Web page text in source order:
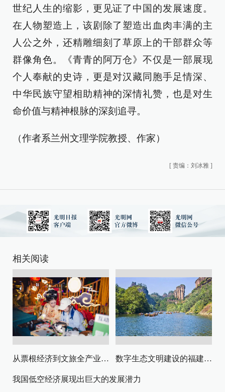
世纪人生的缩影，更见证了中国的发展速度。
在人物塑造上，该剧除了塑造出血肉丰满的主
人公之外，还精雕细刻了草原上的干部群众等
群像角色。《青青的阿万仓》不仅是一部展现
个人奉献的史诗，更是对汉藏同胞手足情深、
中华民族守望相助精神的深情礼赞，也是对生
命价值与精神根脉的深刻追寻。
（作者系兰州文理学院教授、作家）
[ 责编：刘冰雅 ]
相关阅读
从票根经济到文旅全产业链升级 数字生态文明建设的福建路径与启示
我国低空经济展现出巨大的发展潜力